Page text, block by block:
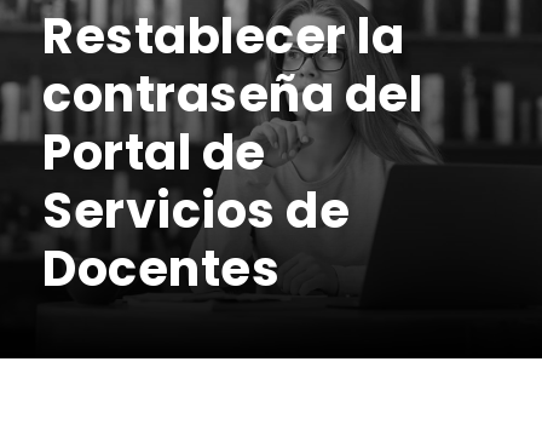
Restablecer la
contraseña del
Portal de
Servicios de
Docentes